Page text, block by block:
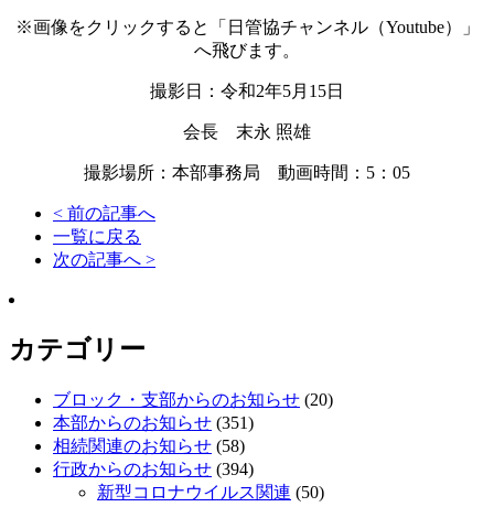
※画像をクリックすると「日管協チャンネル（Youtube）」
へ飛びます。
撮影日：令和2年5月15日
会長 末永 照雄
撮影場所：本部事務局 動画時間：5：05
< 前の記事へ
一覧に戻る
次の記事へ >
カテゴリー
ブロック・支部からのお知らせ (20)
本部からのお知らせ (351)
相続関連のお知らせ (58)
行政からのお知らせ (394)
新型コロナウイルス関連 (50)